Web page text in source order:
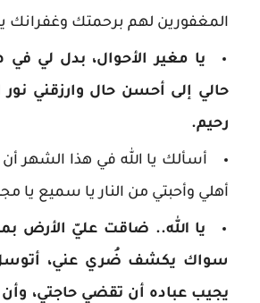
المغفورين لهم برحمتك وغفرانك
يا مغير الأحوال، بدل لي في
حالي إلى أحسن حال وارزقني نور
رحيم.
أسألك يا الله في هذا الشهر
أهلي وأحبتي من النار يا سميع يا
يا الله.. ضاقت عليّ الأرض
سواك يكشف ضُري عني، أتوسل
يجيب عباده أن تقضي حاجتي،